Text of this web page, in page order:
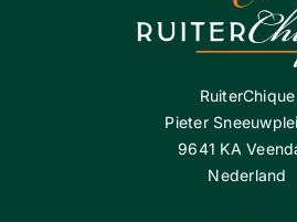
RuiterChique
Pieter
9641 KA
Nederland